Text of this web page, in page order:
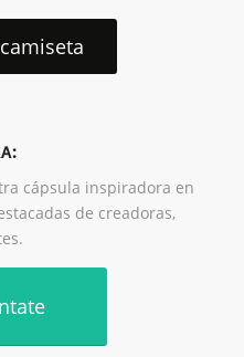
cápsula inspiradora en
de creadoras,